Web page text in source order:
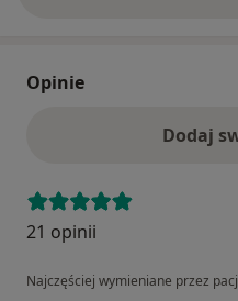
Opinie
Dodaj
21 opinii
Najczęściej wymieniane przez